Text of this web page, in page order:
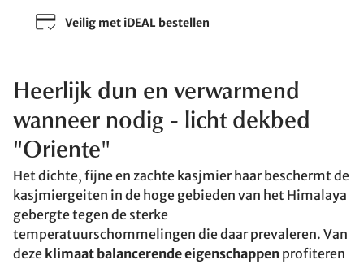
Veilig met iDEAL bestellen
Heerlijk dun en verwarmend
wanneer nodig - licht dekbed
"Oriente"
Het dichte, fijne en zachte kasjmier haar beschermt de
kasjmiergeiten in de hoge gebieden van het Himalaya
gebergte tegen de sterke
temperatuurschommelingen die daar prevaleren. Van
deze klimaat balancerende eigenschappen profiteren